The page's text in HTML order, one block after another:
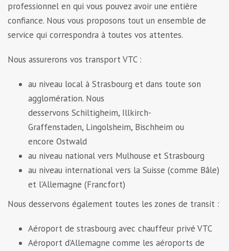
professionnel en qui vous pouvez avoir une entière
confiance. Nous vous proposons tout un ensemble de
service qui correspondra à toutes vos attentes.
Nous assurerons vos transport VTC :
au niveau local à Strasbourg et dans toute son
agglomération. Nous
desservons Schiltigheim, Illkirch-
Graffenstaden, Lingolsheim, Bischheim ou
encore Ostwald
au niveau national vers Mulhouse et Strasbourg
au niveau international vers la Suisse (comme Bâle)
et l’Allemagne (Francfort)
Nous desservons également toutes les zones de transit :
Aéroport de strasbourg avec chauffeur privé VTC
Aéroport d’Allemagne comme les aéroports de